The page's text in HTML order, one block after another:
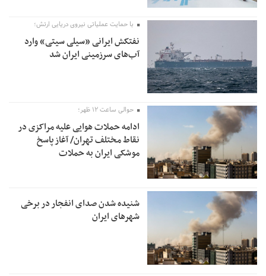
با حمایت عملیاتی نیروی دریایی ارتش؛
نفتکش ایرانی «سیلی سیتی» وارد
آب‌های سرزمینی ایران شد
حوالی ساعت ۱۲ ظهر؛
ادامه حملات هوایی علیه مراکزی در
نقاط مختلف تهران/ آغاز پاسخ
موشکی ایران به حملات
شنیده شدن صدای انفجار در برخی
شهرهای ایران